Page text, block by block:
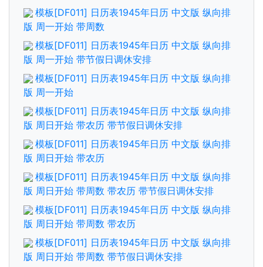
模板[DF011] 日历表1945年日历 中文版 纵向排
版 周一开始 带周数
模板[DF011] 日历表1945年日历 中文版 纵向排
版 周一开始 带节假日调休安排
模板[DF011] 日历表1945年日历 中文版 纵向排
版 周一开始
模板[DF011] 日历表1945年日历 中文版 纵向排
版 周日开始 带农历 带节假日调休安排
模板[DF011] 日历表1945年日历 中文版 纵向排
版 周日开始 带农历
模板[DF011] 日历表1945年日历 中文版 纵向排
版 周日开始 带周数 带农历 带节假日调休安排
模板[DF011] 日历表1945年日历 中文版 纵向排
版 周日开始 带周数 带农历
模板[DF011] 日历表1945年日历 中文版 纵向排
版 周日开始 带周数 带节假日调休安排